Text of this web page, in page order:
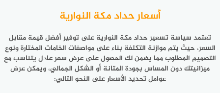
أسعار حداد مكة النوارية
تعتمد سياسة تسعير حداد مكة النوارية على توفير أفضل قيمة مقابل
السعر، حيث يتم موازنة التكلفة بناء على مواصفات الخامات المختارة ونوع
التصميم المطلوب مما يضمن لك الحصول على عرض سعر عادل يتناسب مع
ميزانيتك دون المساس بجودة المتانة أو الشكل الجمالي، ويمكن عرض
عوامل تحديد الأسعار على النحو التالي: